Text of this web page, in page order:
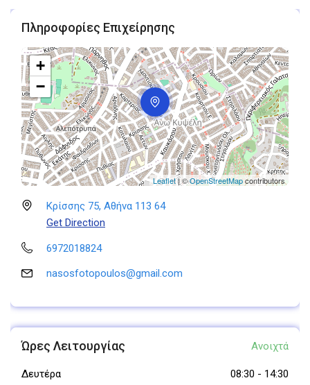
Πληροφορίες Επιχείρησης
+
−
Leaflet| ©OpenStreetMapcontributors
Κρίσσης 75, Αθήνα 113 64
Get Direction
6972018824
nasosfotopoulos@gmail.com
Ώρες Λειτουργίας Ανοιχτά
Δευτέρα 08:30 - 14:30